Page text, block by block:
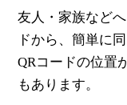
友人・家族など
ドから、簡単に
QRコードの位置
もあります。